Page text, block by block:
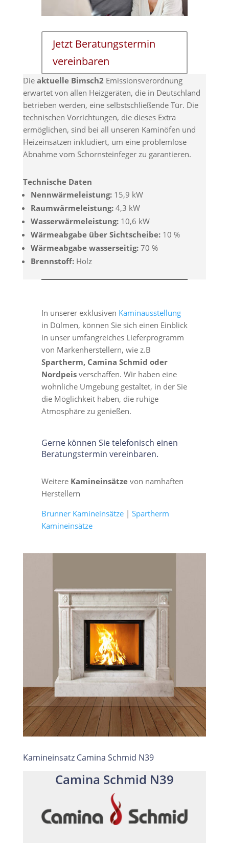
Jetzt Beratungstermin
vereinbaren
Die aktuelle Bimsch2 Emissionsverordnung
erwartet von allen Heizgeräten, die in Deutschland
betrieben werden, eine selbstschließende Tür. Die
technischen Vorrichtungen, die dieses Extra
ermöglichen, sind bei all unseren Kaminöfen und
Heizeinsätzen inkludiert, um eine problemlose
Abnahme vom Schornsteinfeger zu garantieren.
Technische Daten
Nennwärmeleistung:15,9 kW
Raumwärmeleistung:4,3 kW
Wasserwärmeleistung:10,6 kW
Wärmeabgabe über Sichtscheibe:10 %
Wärmeabgabe wasserseitig:70 %
Brennstoff:Holz
In unserer exklusiven Kaminausstellung
in Dülmen, können Sie sich einen Einblick
in unser umfangreiches Lieferprogramm
von Markenherstellern, wie z.B
Spartherm, Camina Schmid oder
Nordpeisverschaffen. Wir haben eine
wohnliche Umgebung gestaltet, in der Sie
die Möglichkeit haben, die ruhige
Atmosphäre zu genießen.
Gerne können Sie telefonisch einen
Beratungstermin vereinbaren.
Weitere Kamineinsätzevon namhaften
Herstellern
Brunner Kamineinsätze| Spartherm
Kamineinsätze
Kamineinsatz Camina Schmid N39
Camina Schmid N39